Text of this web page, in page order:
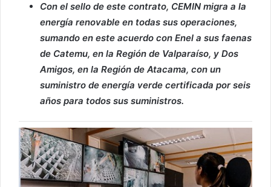
Con el sello de este contrato, CEMIN migra a la
energía renovable en todas sus operaciones,
sumando en este acuerdo con Enel a sus faenas
de Catemu, en la Región de Valparaíso, y Dos
Amigos, en la Región de Atacama, con un
suministro de energía verde certificada por seis
años para todos sus suministros.